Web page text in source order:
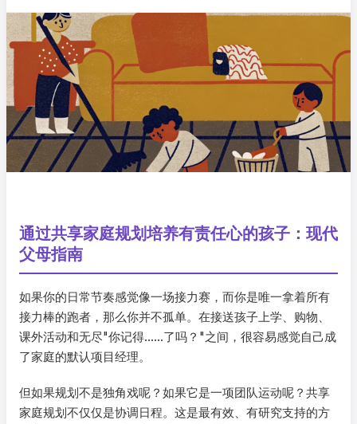
通过共享家庭规划培养有责任心的孩子：现代
父母指南
如果你的日常节奏感觉像一场接力赛，而你是唯一拿着所有
接力棒的跑者，那么你并不孤单。在接送孩子上学、购物、
课外活动和无尽"你记得……了吗？"之间，很容易感觉自己成
了家庭的默认项目经理。
但如果规划不是独角戏呢？如果它是一项团队运动呢？共享
家庭规划不仅仅是协调日程。这是最有效、有研究支持的方